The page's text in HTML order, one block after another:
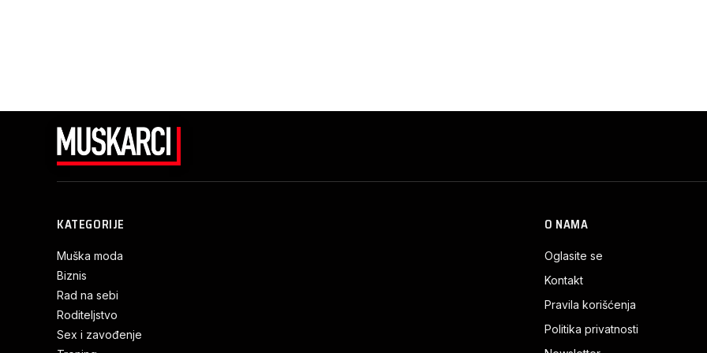
KATEGORIJE
Muška moda
Biznis
Rad na sebi
Roditeljstvo
Sex i zavođenje
O NAMA
Oglasite se
Kontakt
Pravila korišćenja
Politika privatnosti